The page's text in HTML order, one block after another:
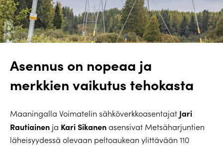
Asennus on nopeaa ja
merkkien vaikutus tehokasta
Maaningalla Voimatelin sähköverkkoasentajat Jari
Rautiainen ja Kari Sikanenasensivat Metsäharjuntien
läheisyydessä olevaan peltoaukean ylittävään 110